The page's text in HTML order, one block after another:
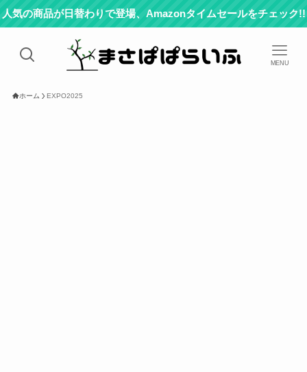
人気の商品が日替わりで登場、Amazonタイムセールをチェック!!
MENU
ホーム EXPO2025